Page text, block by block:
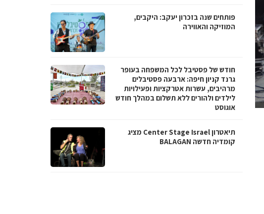
פותחים שנה בזכרון יעקב: היקבים,
המוזיקה והאווירה
חודש של פסטיבל לכל המשפחה בעופר
גרנד קניון חיפה: ארבעה פסטיבלים
מרהיבים, עשרות אטרקציות ופעילויות
לילדים ולהורים ללא תשלום במהלך חודש
אוגוסט
תיאטרון Center Stage Israel מציג
קומדיה חדשה BALAGAN